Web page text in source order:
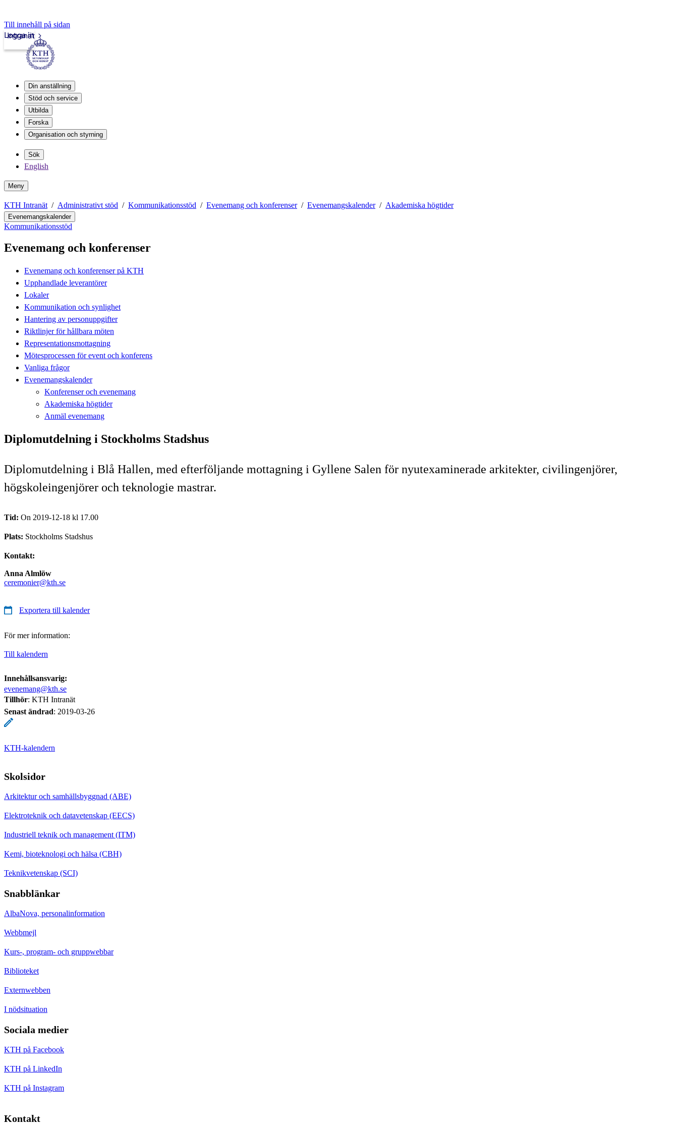
Till innehåll på sidan
Intranät
Logga in
Din anställning
Stöd och service
Utbilda
Forska
Organisation och styrning
Sök
English
Meny
KTH Intranät Administrativt stöd Kommunikationsstöd Evenemang och konferenser Evenemangskalender Akademiska högtider
Evenemangskalender
Kommunikationsstöd
Evenemang och konferenser
Evenemang och konferenser på KTH
Upphandlade leverantörer
Lokaler
Kommunikation och synlighet
Hantering av personuppgifter
Riktlinjer för hållbara möten
Representationsmottagning
Mötesprocessen för event och konferens
Vanliga frågor
Evenemangskalender
Konferenser och evenemang
Akademiska högtider
Anmäl evenemang
Diplomutdelning i Stockholms Stadshus
Diplomutdelning i Blå Hallen, med efterföljande mottagning i Gyllene Salen för nyutexaminerade arkitekter, civilingenjörer,
högskoleingenjörer och teknologie mastrar.
Tid: On 2019-12-18 kl 17.00
Plats: Stockholms Stadshus
Kontakt:
Anna Almlöw
ceremonier@kth.se
Exportera till kalender
För mer information:
Till kalendern
Innehållsansvarig:
evenemang@kth.se
Tillhör: KTH Intranät
Senast ändrad: 2019-03-26
KTH-kalendern
Skolsidor
Arkitektur och samhällsbyggnad (ABE)
Elektroteknik och datavetenskap (EECS)
Industriell teknik och management (ITM)
Kemi, bioteknologi och hälsa (CBH)
Teknikvetenskap (SCI)
Snabblänkar
AlbaNova, personalinformation
Webbmejl
Kurs-, program- och gruppwebbar
Biblioteket
Externwebben
I nödsituation
Sociala medier
KTH på Facebook
KTH på LinkedIn
KTH på Instagram
Kontakt